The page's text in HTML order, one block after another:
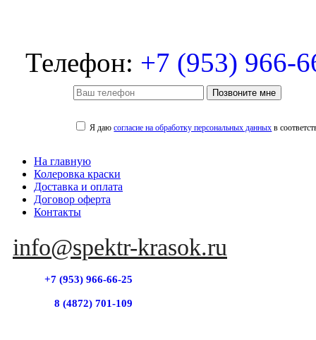
Телефон: +7 (953) 966-
Позвоните мне
Я даюсогласие на обработку персональных данных в
На главную
Колеровка краски
Доставка и оплата
Договор оферта
Контакты
info@spektr-krasok.ru
+7 (953) 966-66-25
8 (4872) 701-109